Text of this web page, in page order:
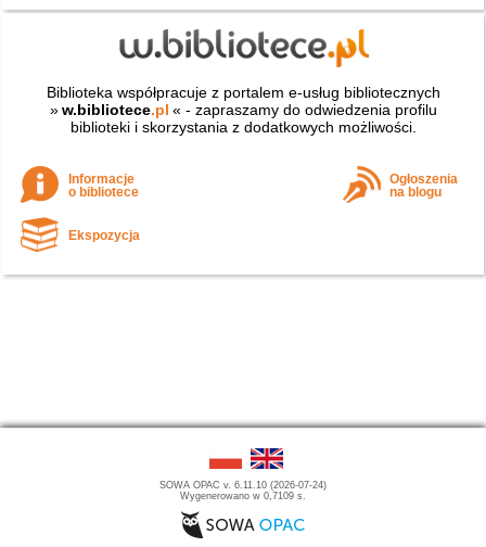
Biblioteka współpracuje z portalem e-usług bibliotecznych
» w.bibliotece.pl « - zapraszamy do odwiedzenia profilu
biblioteki i skorzystania z dodatkowych możliwości.
Informacje
o bibliotece
Ogłoszenia
na blogu
Ekspozycja
SOWA OPAC v. 6.11.10 (2026-07-24)
Wygenerowano w 0,7109 s.